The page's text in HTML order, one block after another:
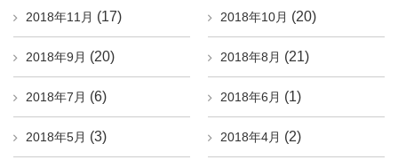
2018年11月 (17) 2018年10月 (20)
2018年9月 (20) 2018年8月 (21)
2018年7月 (6) 2018年6月 (1)
2018年5月 (3) 2018年4月 (2)